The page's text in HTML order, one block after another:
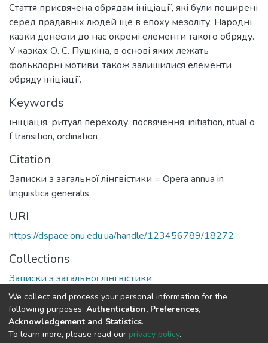
Стаття присвячена обрядам ініціації, які були поширені
серед прадавніх людей ще в епоху мезоліту. Народні
казки донесли до нас окремі елементи такого обряду.
У казках О. С. Пушкіна, в основі яких лежать
фольклорні мотиви, також залишилися елементи
обряду ініціації.
Keywords
ініціація, ритуал переходу, посвячення, initiation, ritual o
f transition, ordination
Citation
Записки з загальної лінгвістики = Opera annua in
linguistica generalis
URI
https://dspace.onu.edu.ua/handle/123456789/18272
Collections
Записки з загальної лінгвістики
Full item page
We collect and process your personal information for the
following purposes: Authentication, Preferences,
Acknowledgement and Statistics.
To learn more, please read our privacy policy.